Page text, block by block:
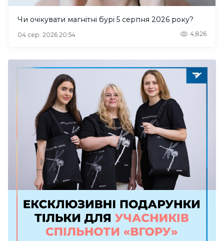
Чи очікувати магнітні бурі 5 серпня 2026 року?
04 сер. 2026 20:54 4,826